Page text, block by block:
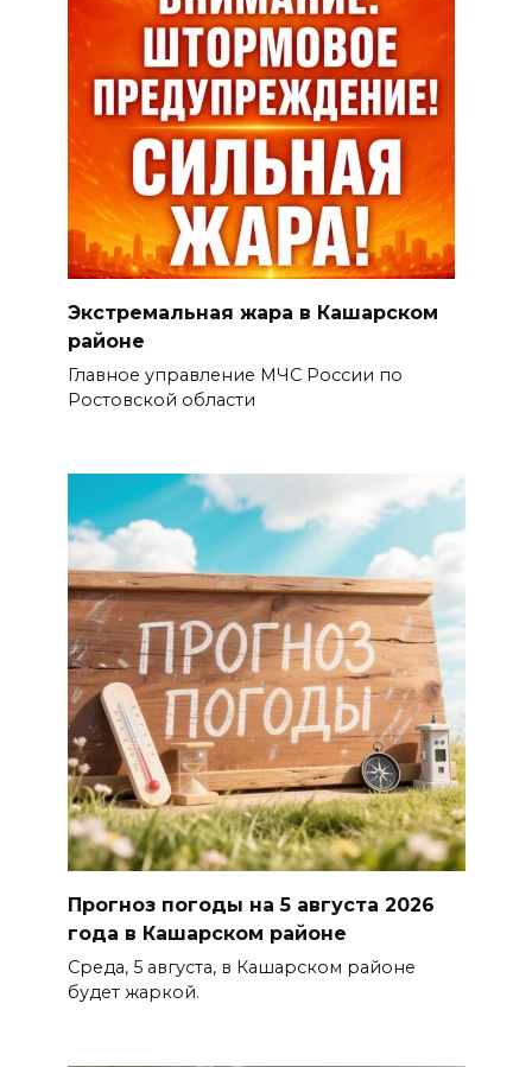
Экстремальная жара в Кашарском
районе
Главное управление МЧС России по
Ростовской области
Прогноз погоды на 5 августа 2026
года в Кашарском районе
Среда, 5 августа, в Кашарском районе
будет жаркой.